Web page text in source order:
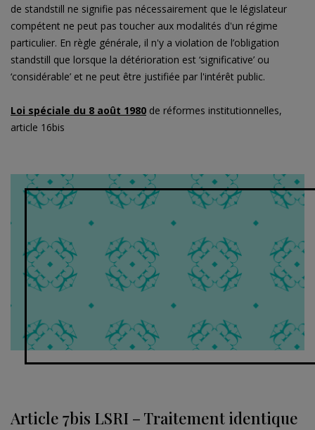
de standstill ne signifie pas nécessairement que le législateur
compétent ne peut pas toucher aux modalités d'un régime
particulier. En règle générale, il n'y a violation de l’obligation
standstill que lorsque la détérioration est ‘significative’ ou
‘considérable’ et ne peut être justifiée par l'intérêt public.
Loi spéciale du 8 août 1980 de réformes institutionnelles,
article 16bis
Article 7bis LSRI – Traitement identique